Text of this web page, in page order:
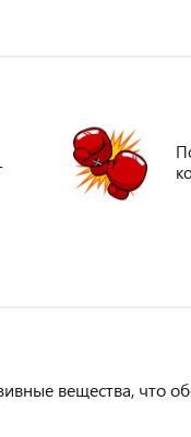
вещества, что